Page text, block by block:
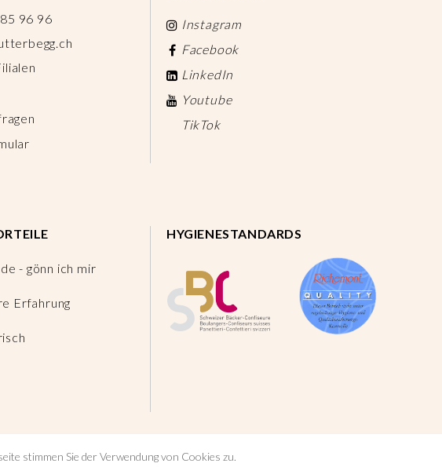
96 96
Instagram
Facebook
LinkedIn
Youtube
TikTok
- gönn ich mir
Erfahrung
HYGIENESTANDARDS
stimmen Sie der Verwendung von Cookies zu.